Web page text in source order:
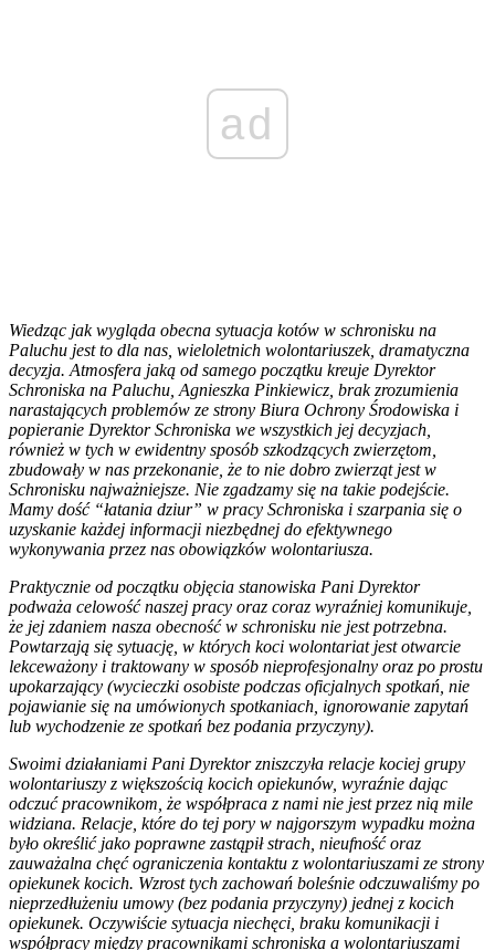
ad
Wiedząc jak wygląda obecna sytuacja kotów w schronisku na
Paluchu jest to dla nas, wieloletnich wolontariuszek, dramatyczna
decyzja. Atmosfera jaką od samego początku kreuje Dyrektor
Schroniska na Paluchu, Agnieszka Pinkiewicz, brak zrozumienia
narastających problemów ze strony Biura Ochrony Środowiska i
popieranie Dyrektor Schroniska we wszystkich jej decyzjach,
również w tych w ewidentny sposób szkodzących zwierzętom,
zbudowały w nas przekonanie, że to nie dobro zwierząt jest w
Schronisku najważniejsze. Nie zgadzamy się na takie podejście.
Mamy dość “łatania dziur” w pracy Schroniska i szarpania się o
uzyskanie każdej informacji niezbędnej do efektywnego
wykonywania przez nas obowiązków wolontariusza.
Praktycznie od początku objęcia stanowiska Pani Dyrektor
podważa celowość naszej pracy oraz coraz wyraźniej komunikuje,
że jej zdaniem nasza obecność w schronisku nie jest potrzebna.
Powtarzają się sytuację, w których koci wolontariat jest otwarcie
lekceważony i traktowany w sposób nieprofesjonalny oraz po prostu
upokarzający (wycieczki osobiste podczas oficjalnych spotkań, nie
pojawianie się na umówionych spotkaniach, ignorowanie zapytań
lub wychodzenie ze spotkań bez podania przyczyny).
Swoimi działaniami Pani Dyrektor zniszczyła relacje kociej grupy
wolontariuszy z większością kocich opiekunów, wyraźnie dając
odczuć pracownikom, że współpraca z nami nie jest przez nią mile
widziana. Relacje, które do tej pory w najgorszym wypadku można
było określić jako poprawne zastąpił strach, nieufność oraz
zauważalna chęć ograniczenia kontaktu z wolontariuszami ze strony
opiekunek kocich. Wzrost tych zachowań boleśnie odczuwaliśmy po
nieprzedłużeniu umowy (bez podania przyczyny) jednej z kocich
opiekunek. Oczywiście sytuacja niechęci, braku komunikacji i
współpracy między pracownikami schroniska a wolontariuszami